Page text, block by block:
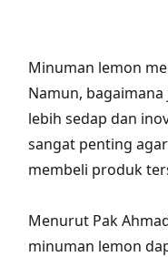
Minuman lemon
Namun,
lebih sedap dan
sangat penting
membeli produk
Menurut Pak
minuman lemon